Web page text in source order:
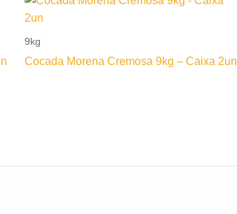
9kg
Cocada Morena Cremosa 9kg – Caixa 2un